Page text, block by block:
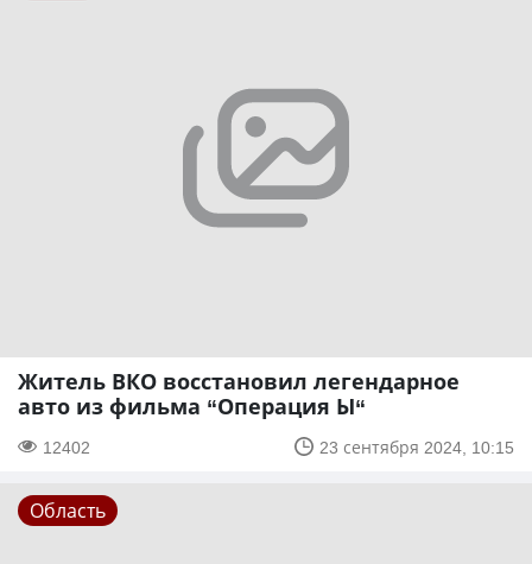
Житель ВКО восстановил легендарное
авто из фильма “Операция Ы“
12402 23 сентября 2024, 10:15
Область